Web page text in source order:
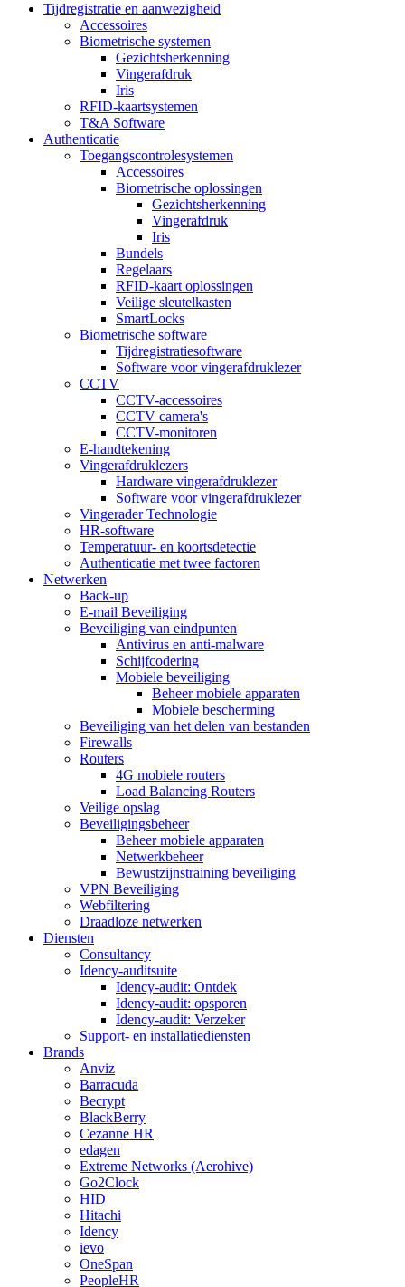
Tijdregistratie en aanwezigheid
Accessoires
Biometrische systemen
Gezichtsherkenning
Vingerafdruk
Iris
RFID-kaartsystemen
T&A Software
Authenticatie
Toegangscontrolesystemen
Accessoires
Biometrische oplossingen
Gezichtsherkenning
Vingerafdruk
Iris
Bundels
Regelaars
RFID-kaart oplossingen
Veilige sleutelkasten
SmartLocks
Biometrische software
Tijdregistratiesoftware
Software voor vingerafdruklezer
CCTV
CCTV-accessoires
CCTV camera's
CCTV-monitoren
E-handtekening
Vingerafdruklezers
Hardware vingerafdruklezer
Software voor vingerafdruklezer
Vingerader Technologie
HR-software
Temperatuur- en koortsdetectie
Authenticatie met twee factoren
Netwerken
Back-up
E-mail Beveiliging
Beveiliging van eindpunten
Antivirus en anti-malware
Schijfcodering
Mobiele beveiliging
Beheer mobiele apparaten
Mobiele bescherming
Beveiliging van het delen van bestanden
Firewalls
Routers
4G mobiele routers
Load Balancing Routers
Veilige opslag
Beveiligingsbeheer
Beheer mobiele apparaten
Netwerkbeheer
Bewustzijnstraining beveiliging
VPN Beveiliging
Webfiltering
Draadloze netwerken
Diensten
Consultancy
Idency-auditsuite
Idency-audit: Ontdek
Idency-audit: opsporen
Idency-audit: Verzeker
Support- en installatiediensten
Brands
Anviz
Barracuda
Becrypt
BlackBerry
Cezanne HR
edagen
Extreme Networks (Aerohive)
Go2Clock
HID
Hitachi
Idency
ievo
OneSpan
PeopleHR